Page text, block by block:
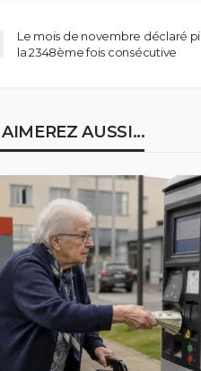
Le mois de novembre déclaré
la 2348ème fois consécutive
AUSSI...